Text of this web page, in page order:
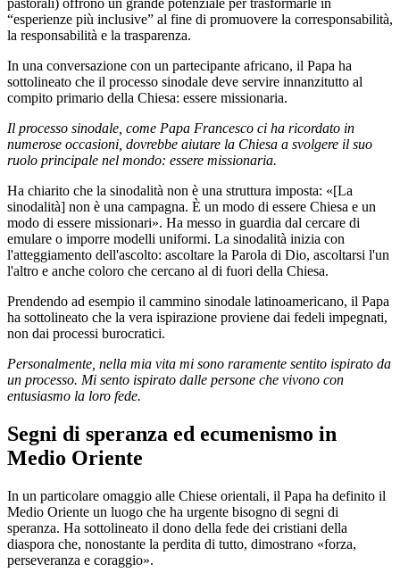
pastorali) offrono un grande potenziale per trasformarle in
“esperienze più inclusive” al fine di promuovere la corresponsabilità,
la responsabilità e la trasparenza.
In una conversazione con un partecipante africano, il Papa ha
sottolineato che il processo sinodale deve servire innanzitutto al
compito primario della Chiesa: essere missionaria.
Il processo sinodale, come Papa Francesco ci ha ricordato in
numerose occasioni, dovrebbe aiutare la Chiesa a svolgere il suo
ruolo principale nel mondo: essere missionaria.
Ha chiarito che la sinodalità non è una struttura imposta: «[La
sinodalità] non è una campagna. È un modo di essere Chiesa e un
modo di essere missionari». Ha messo in guardia dal cercare di
emulare o imporre modelli uniformi. La sinodalità inizia con
l'atteggiamento dell'ascolto: ascoltare la Parola di Dio, ascoltarsi l'un
l'altro e anche coloro che cercano al di fuori della Chiesa.
Prendendo ad esempio il cammino sinodale latinoamericano, il Papa
ha sottolineato che la vera ispirazione proviene dai fedeli impegnati,
non dai processi burocratici.
Personalmente, nella mia vita mi sono raramente sentito ispirato da
un processo. Mi sento ispirato dalle persone che vivono con
entusiasmo la loro fede.
Segni di speranza ed ecumenismo in
Medio Oriente
In un particolare omaggio alle Chiese orientali, il Papa ha definito il
Medio Oriente un luogo che ha urgente bisogno di segni di
speranza. Ha sottolineato il dono della fede dei cristiani della
diaspora che, nonostante la perdita di tutto, dimostrano «forza,
perseveranza e coraggio».